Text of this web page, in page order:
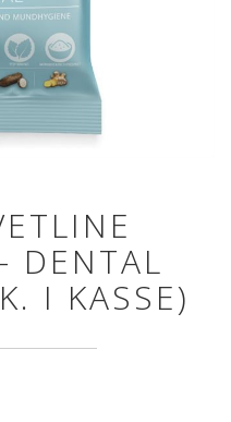
DENTAL
I KASSE)